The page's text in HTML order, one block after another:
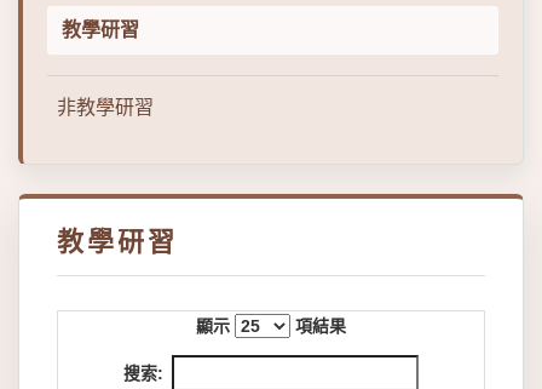
教學研習
非教學研習
教學研習
顯示 項結果
搜索: